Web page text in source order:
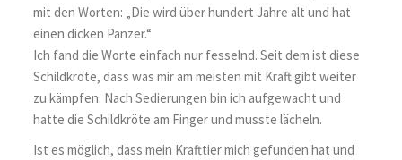
mit den Worten: „Die wird über hundert Jahre alt und hat
einen dicken Panzer.“
Ich fand die Worte einfach nur fesselnd. Seit dem ist diese
Schildkröte, dass was mir am meisten mit Kraft gibt weiter
zu kämpfen. Nach Sedierungen bin ich aufgewacht und
hatte die Schildkröte am Finger und musste lächeln.
Ist es möglich, dass mein Krafttier mich gefunden hat und